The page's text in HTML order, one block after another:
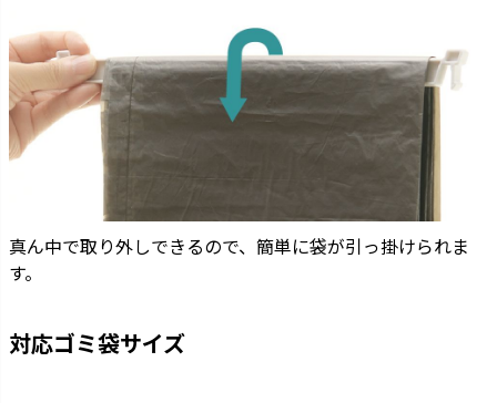
真ん中で取り外しできるので、簡単に袋が引っ掛けられま
す。
対応ゴミ袋サイズ